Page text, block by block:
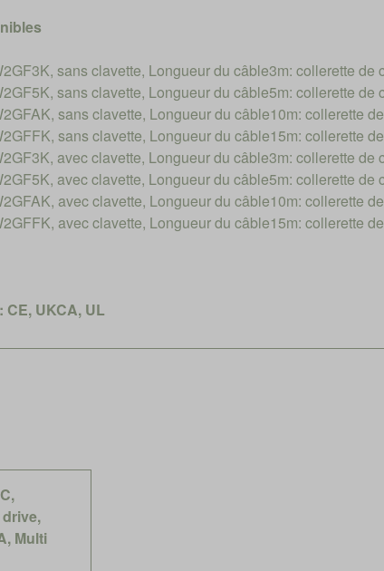
sans clavette, Longueur du câble3m: collerette
sans clavette, Longueur du câble5m: collerette
sans clavette, Longueur du câble10m: collerette
sans clavette, Longueur du câble15m: collerette
avec clavette, Longueur du câble3m: collerette
avec clavette, Longueur du câble5m: collerette
avec clavette, Longueur du câble10m: collerette
avec clavette, Longueur du câble15m: collerette
UKCA, UL
Multi